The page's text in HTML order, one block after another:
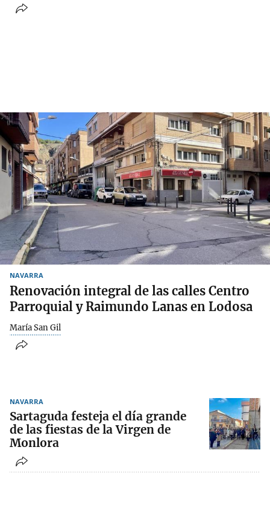
NAVARRA
Renovación integral de las calles Centro
Parroquial y Raimundo Lanas en Lodosa
María San Gil
NAVARRA
Sartaguda festeja el día grande
de las fiestas de la Virgen de
Monlora